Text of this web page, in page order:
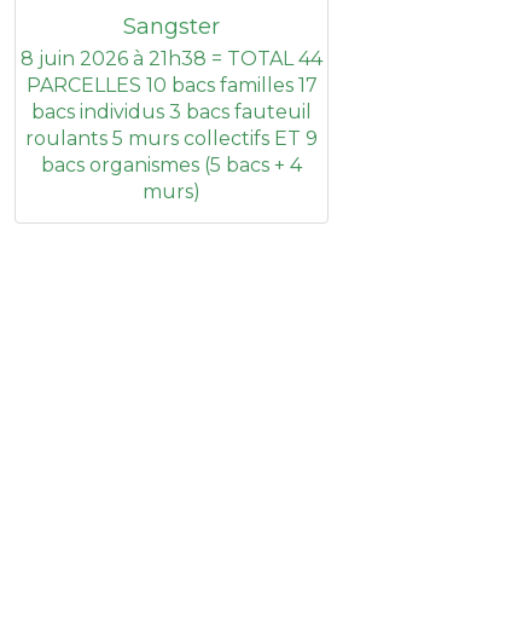
Sangster
8 juin 2026 à 21h38 = TOTAL 44
PARCELLES 10 bacs familles 17
bacs individus 3 bacs fauteuil
roulants 5 murs collectifs ET 9
bacs organismes (5 bacs + 4
murs)